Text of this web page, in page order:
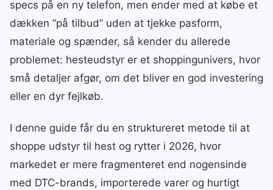
specs på en ny telefon, men ender med at købe et
dækken “på tilbud” uden at tjekke pasform,
materiale og spænder, så kender du allerede
problemet: hesteudstyr er et shoppingunivers, hvor
små detaljer afgør, om det bliver en god investering
eller en dyr fejlkøb.
I denne guide får du en struktureret metode til at
shoppe udstyr til hest og rytter i 2026, hvor
markedet er mere fragmenteret end nogensinde
med DTC-brands, importerede varer og hurtigt